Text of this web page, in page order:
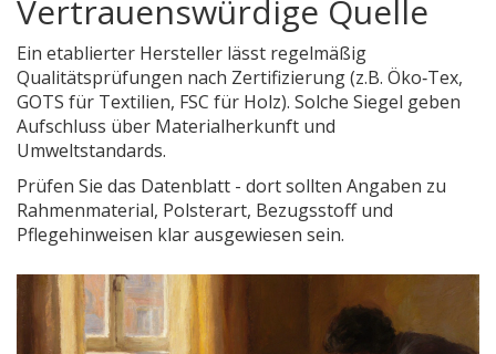
Vertrauenswürdige Quelle
Ein etablierter Hersteller lässt regelmäßig
Qualitätsprüfungen nach Zertifizierung(z.B. Öko‑Tex,
GOTS für Textilien, FSC für Holz). Solche Siegel geben
Aufschluss über Materialherkunft und
Umweltstandards.
Prüfen Sie das Datenblatt - dort sollten Angaben zu
Rahmenmaterial, Polsterart, Bezugsstoff und
Pflegehinweisen klar ausgewiesen sein.